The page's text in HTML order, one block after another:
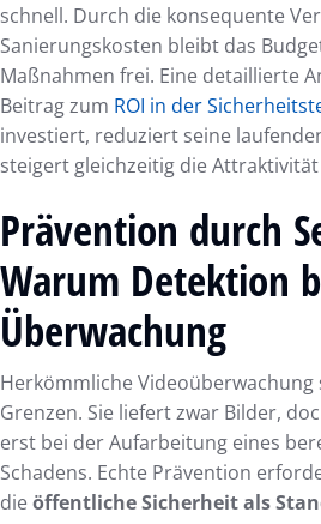
schnell. Durch die konsequente
Sanierungskosten bleibt das
Maßnahmen frei. Eine detaillierte
Beitrag zum ROI in der
investiert, reduziert seine
steigert gleichzeitig die
Prävention durch
Warum Detektion
Überwachung
Herkömmliche
Grenzen. Sie liefert zwar Bilder,
erst bei der Aufarbeitung eines
Schadens. Echte Prävention
dieöffentliche Sicherheit als